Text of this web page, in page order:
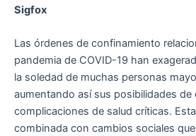
Sigfox
Las órdenes de confinamiento
pandemia de COVID-19 han
la soledad de muchas personas
aumentando así sus posibilidades de
complicaciones de salud críticas.
combinada con cambios sociales